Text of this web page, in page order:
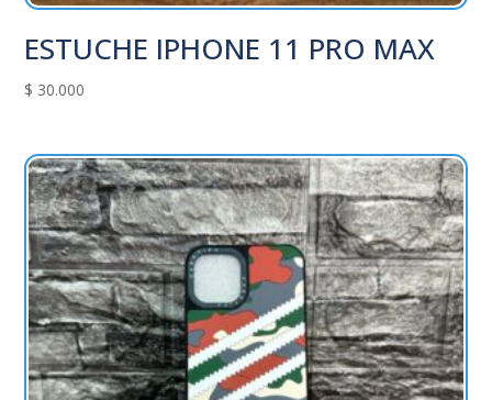
ESTUCHE IPHONE 11 PRO MAX
$ 30.000